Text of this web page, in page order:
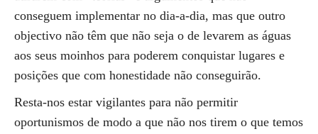
conseguem implementar no dia-a-dia, mas que outro
objectivo não têm que não seja o de levarem as águas
aos seus moinhos para poderem conquistar lugares e
posições que com honestidade não conseguirão.
Resta-nos estar vigilantes para não permitir
oportunismos de modo a que não nos tirem o que temos